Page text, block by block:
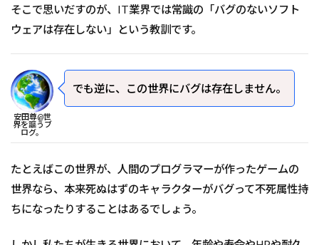
そこで思いだすのが、IT業界では常識の「バグのないソフト
ウェアは存在しない」という教訓です。
安田尊@世
界を謳うブ
ログ。
でも逆に、この世界にバグは存在しません。
たとえばこの世界が、人間のプログラマーが作ったゲームの
世界なら、本来死ぬはずのキャラクターがバグって不死属性持
ちになったりすることはあるでしょう。